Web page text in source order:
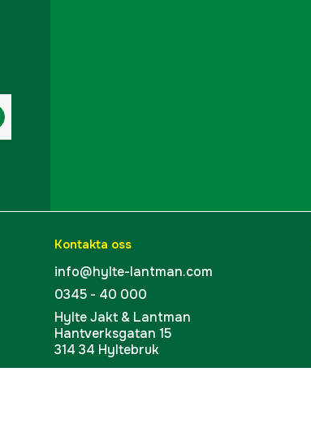
Kontakta oss
info@hylte-lantman.com
0345 - 40 000
Hylte Jakt & Lantman
Hantverksgatan 15
314 34 Hyltebruk